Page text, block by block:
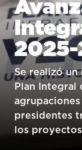
Se realizó un
Plan Integral
presidentes
los